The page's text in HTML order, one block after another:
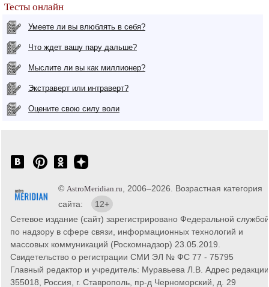
Тесты онлайн
Умеете ли вы влюблять в себя?
Что ждет вашу пару дальше?
Мыслите ли вы как миллионер?
Экстраверт или интраверт?
Оцените свою силу воли
© AstroMeridian.ru , 2006–2026. Возрастная категория
сайта:
12+
Сетевое издание (сайт) зарегистрировано Федеральной службой
по надзору в сфере связи, информационных технологий и
массовых коммуникаций (Роскомнадзор) 23.05.2019.
Свидетельство о регистрации СМИ ЭЛ № ФС 77 - 75795
Главный редактор и учредитель: Муравьева Л.В. Адрес
355018, Россия, г. Ставрополь, пр-д Черноморский, д. 29